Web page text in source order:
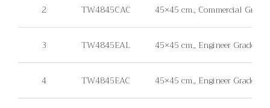
2 TW4845CAC 45×45 cm., Commercial
3 TW4845EAL 45×45 cm., Engineer Grade,
4 TW4845EAC 45×45 cm., Engineer Grade,